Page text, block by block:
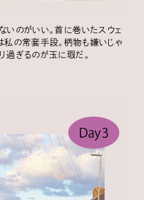
いのがいい。首に巻いたスウェ
私の常套手段。柄物も嫌いじゃ
過ぎるのが玉に瑕だ。